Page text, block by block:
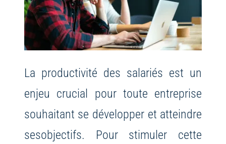
La productivité des salariés est un
enjeu crucial pour toute entreprise
souhaitant se développer et atteindre
sesobjectifs. Pour stimuler cette